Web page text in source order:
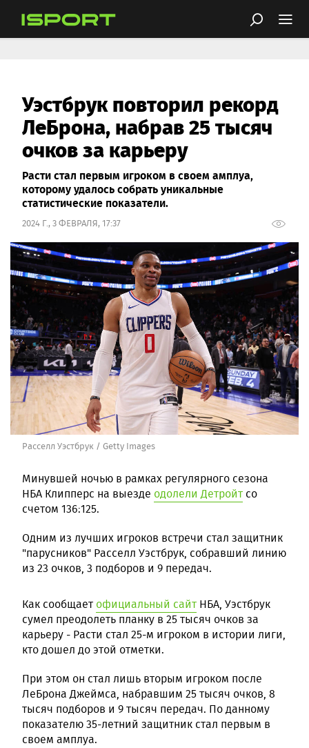
Уэстбрук повторил рекорд
ЛеБрона, набрав 25 тысяч
очков за карьеру
Расти стал первым игроком в своем амплуа,
которому удалось собрать уникальные
статистические показатели.
2024 Г., 3 ФЕВРАЛЯ, 17:37
Расселл Уэстбрук / Getty Images
Минувшей ночью в рамках регулярного сезона
НБА Клипперс на выезде одолели Детройт со
счетом 136:125.
Одним из лучших игроков встречи стал защитник
"парусников" Расселл Уэстбрук, собравший линию
из 23 очков, 3 подборов и 9 передач.
Как сообщает официальный сайт НБА, Уэстбрук
сумел преодолеть планку в 25 тысяч очков за
карьеру - Расти стал 25-м игроком в истории лиги,
кто дошел до этой отметки.
При этом он стал лишь вторым игроком после
ЛеБрона Джеймса, набравшим 25 тысяч очков, 8
тысяч подборов и 9 тысяч передач. По данному
показателю 35-летний защитник стал первым в
своем амплуа.